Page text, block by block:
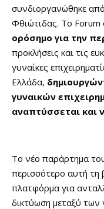
συνδιοργανώθηκε
Φθιώτιδας. Το Forum
ορόσημο για την
προκλήσεις και τις
γυναίκες
Ελλάδα,
γυναικών
αναπτύσσεται και
Το νέο παράρτημα
περισσότερο αυτή τη
πλατφόρμα για
δικτύωση μεταξύ των